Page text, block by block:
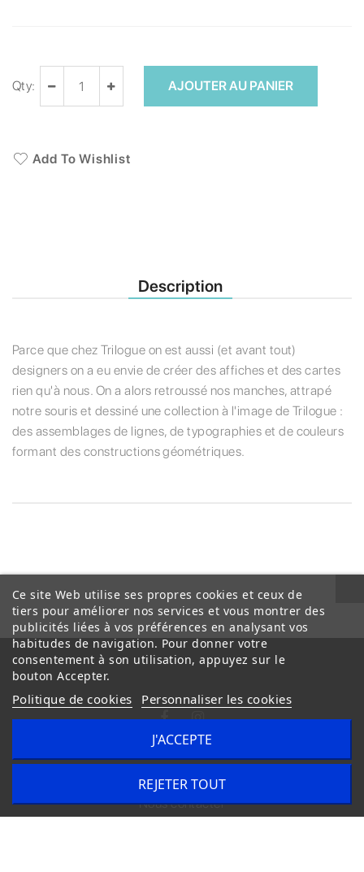
Qty: AJOUTER AU PANIER
Add To Wishlist
Description
Parce que chez Trilogue on est aussi (et avant tout)
designers on a eu envie de créer des affiches et des cartes
rien qu'à nous. On a alors retroussé nos manches, attrapé
notre souris et dessiné une collection à l'image de Trilogue :
des assemblages de lignes, de typographies et de couleurs
formant des constructions géométriques.
Conditions Générales de Vente
Nous contacter
Ce site Web utilise ses propres cookies et ceux de
tiers pour améliorer nos services et vous montrer des
publicités liées à vos préférences en analysant vos
habitudes de navigation. Pour donner votre
consentement à son utilisation, appuyez sur le
bouton Accepter.
Politique de cookies Personnaliser les cookies
REJETER TOUT
J'ACCEPTE